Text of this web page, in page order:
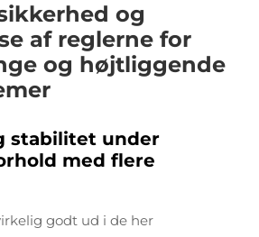
og
af reglerne for
og højtliggende
stabilitet under
med flere
godt ud i de her